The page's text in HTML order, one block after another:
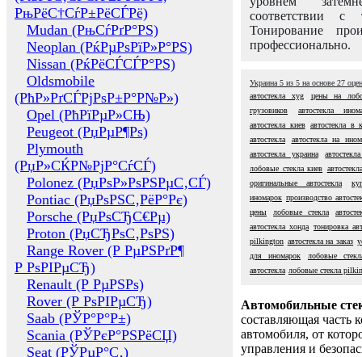
РњРёС†СѓР±РёСЃРё)
Mudan (РњСѓРґР°РЅ)
Neoplan (РќРµРѕРїР»Р°РЅ)
Nissan (РќРёСЃСЃР°РЅ)
Oldsmobile
(РћР»РґСЃРјРѕР±Р°Р№Р»)
Opel (РћРїРµР»СЊ)
Peugeot (РџРµР¶Рѕ)
Plymouth
(РџР»СЌР№РјР°СѓСЃ)
Polonez (РџРѕР»РѕРЅРµС‚СЃ)
Pontiac (РџРѕРЅС‚РёР°Рє)
Porsche (РџРѕСЂС€Рµ)
Proton (РџСЂРѕС‚РѕРЅ)
Range Rover (Р РµРЅРґР¶
Р РѕРІРµСЂ)
Renault (Р РµРЅРѕ)
Rover (Р РѕРІРµСЂ)
Saab (РЎР°Р°Р±)
Scania (РЎРєР°РЅРёСЏ)
Seat (РЎРµР°С‚)
соответствии с
Тонирование
профессионально.
Украина 5 из 5 на основе 27
автостекла xyg
цены на
грузовиков
автостекла
автостекла киев автостекла в
автостекла
автостекла на
автостекла украина
лобовые стекла киев
оригинальные автостекла
иномарок производство
цены
лобовые стекла
автостекла хонда тонировка
pilkington автостекла на заказ
для иномарок
лобовые
автостекла лобовые стекла
Автомобильные
составляющая часть
автомобиля, от
управления и